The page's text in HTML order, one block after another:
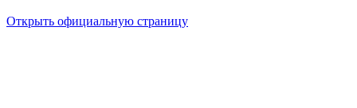
Открыть официальную страницу